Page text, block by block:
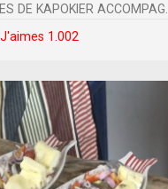
DE KAPOKIER ACCOMPAG...
1.002